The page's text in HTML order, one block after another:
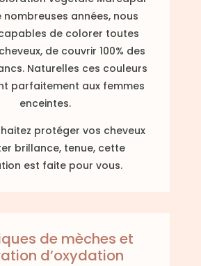
nombreuses années, nous
de colorer toutes
de couvrir 100% des
Naturelles ces couleurs
parfaitement aux femmes
enceintes.
protéger vos cheveux
brillance, tenue, cette
est faite pour vous.
de mèches et
d’oxydation